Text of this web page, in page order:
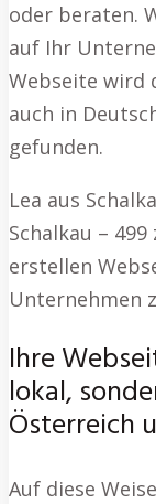
oder beraten.
auf Ihr
Webseite wird
auch in
gefunden.
Lea aus
Schalkau –
erstellen
Unternehmen
Ihre
lokal,
Österreich
Auf diese